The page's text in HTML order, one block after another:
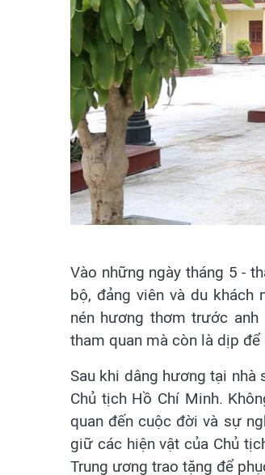
Vào những ngày tháng 5 -
bộ, đảng viên và du khách
nén hương thơm trước
tham quan mà còn là dịp
Sau khi dâng hương tại nhà
Chủ tịch Hồ Chí Minh.
quan đến cuộc đời và sự
giữ các hiện vật của Chủ
Trung ương trao tặng để